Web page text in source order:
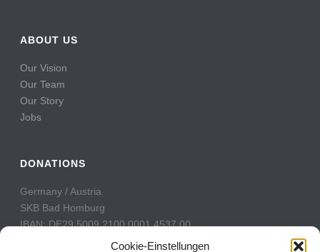
Cookie-Einstellungen
ABOUT US
Our Vision
Our Team
Our Story
Jobs
DONATIONS
Germany / Austria
SKB Bad Homburg
IBAN: DE29 5009 2100 0001 4537 00
BIC: GENODE51BH2